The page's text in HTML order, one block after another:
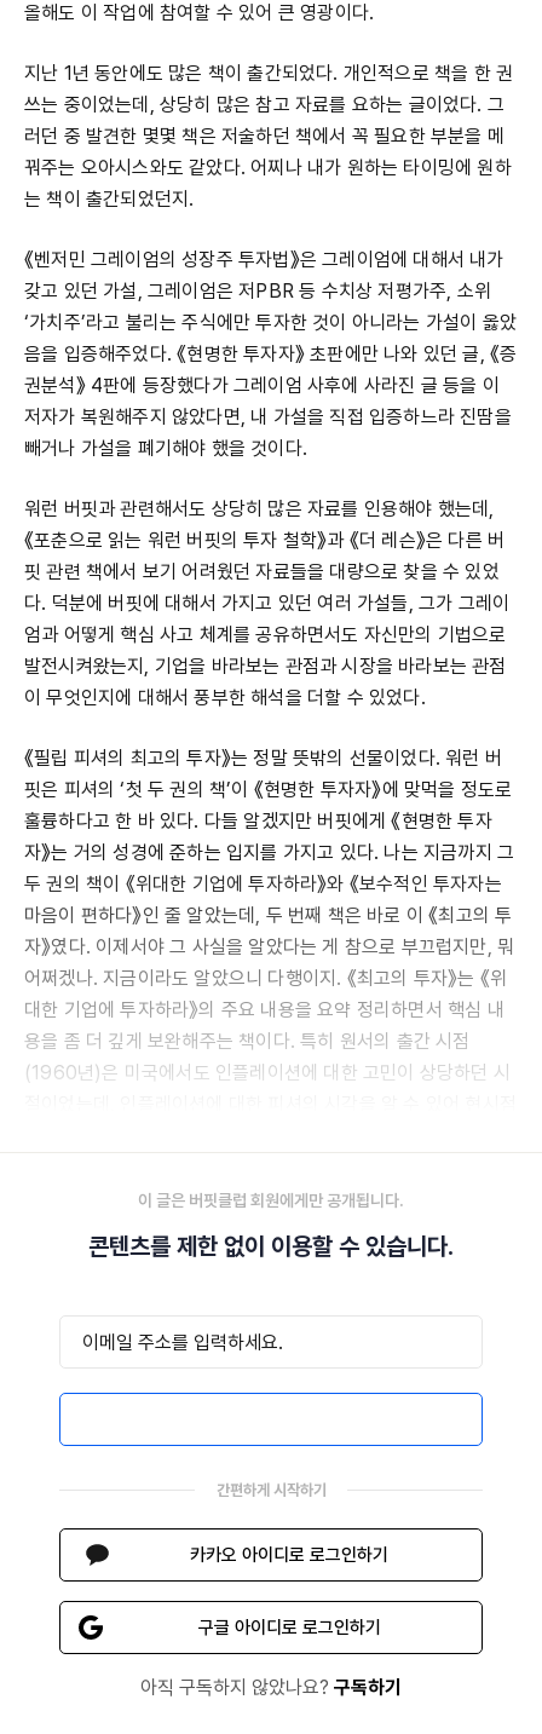
올해도 이 작업에 참여할 수 있어 큰 영광이다.
지난 1년 동안에도 많은 책이 출간되었다. 개인적으로 책을 한 권
쓰는 중이었는데, 상당히 많은 참고 자료를 요하는 글이었다. 그
러던 중 발견한 몇몇 책은 저술하던 책에서 꼭 필요한 부분을 메
꿔주는 오아시스와도 같았다. 어찌나 내가 원하는 타이밍에 원하
는 책이 출간되었던지.
《벤저민 그레이엄의 성장주 투자법》은 그레이엄에 대해서 내가
갖고 있던 가설, 그레이엄은 저PBR 등 수치상 저평가주, 소위
‘가치주’라고 불리는 주식에만 투자한 것이 아니라는 가설이 옳았
음을 입증해주었다. 《현명한 투자자》 초판에만 나와 있던 글, 《증
권분석》 4판에 등장했다가 그레이엄 사후에 사라진 글 등을 이
저자가 복원해주지 않았다면, 내 가설을 직접 입증하느라 진땀을
빼거나 가설을 폐기해야 했을 것이다.
워런 버핏과 관련해서도 상당히 많은 자료를 인용해야 했는데,
《포춘으로 읽는 워런 버핏의 투자 철학》과 《더 레슨》은 다른 버
핏 관련 책에서 보기 어려웠던 자료들을 대량으로 찾을 수 있었
다. 덕분에 버핏에 대해서 가지고 있던 여러 가설들, 그가 그레이
엄과 어떻게 핵심 사고 체계를 공유하면서도 자신만의 기법으로
발전시켜왔는지, 기업을 바라보는 관점과 시장을 바라보는 관점
이 무엇인지에 대해서 풍부한 해석을 더할 수 있었다.
《필립 피셔의 최고의 투자》는 정말 뜻밖의 선물이었다. 워런 버
핏은 피셔의 ‘첫 두 권의 책’이 《현명한 투자자》에 맞먹을 정도로
훌륭하다고 한 바 있다. 다들 알겠지만 버핏에게 《현명한 투자
자》는 거의 성경에 준하는 입지를 가지고 있다. 나는 지금까지 그
두 권의 책이 《위대한 기업에 투자하라》와 《보수적인 투자자는
마음이 편하다》인 줄 알았는데, 두 번째 책은 바로 이 《최고의 투
자》였다. 이제서야 그 사실을 알았다는 게 참으로 부끄럽지만, 뭐
어쩌겠나. 지금이라도 알았으니 다행이지. 《최고의 투자》는 《위
대한 기업에 투자하라》의 주요 내용을 요약 정리하면서 핵심 내
용을 좀 더 깊게 보완해주는 책이다. 특히 원서의 출간 시점
(1960년)은 미국에서도 인플레이션에 대한 고민이 상당하던 시
이 글은 버핏클럽 회원에게만 공개됩니다.
콘텐츠를 제한 없이 이용할 수 있습니다.
간편하게 시작하기
카카오 아이디로 로그인하기
구글 아이디로 로그인하기
아직 구독하지 않았나요? 구독하기